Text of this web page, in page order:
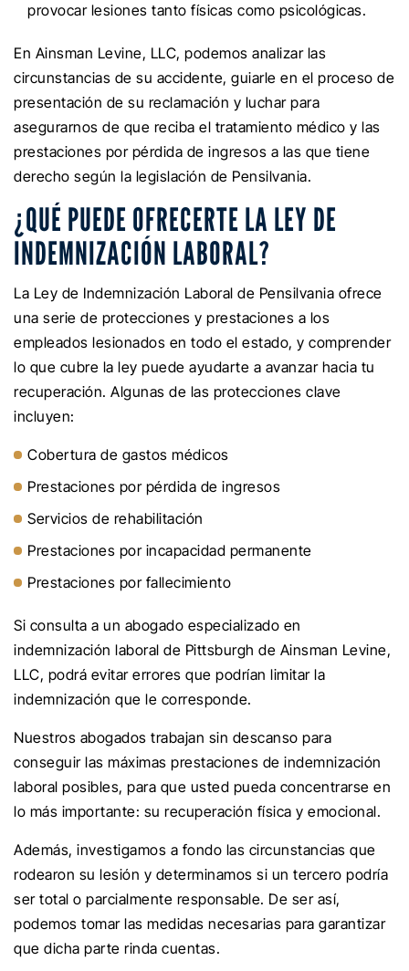
provocar lesiones tanto físicas como psicológicas.
En Ainsman Levine, LLC, podemos analizar las
circunstancias de su accidente, guiarle en el proceso de
presentación de su reclamación y luchar para
asegurarnos de que reciba el tratamiento médico y las
prestaciones por pérdida de ingresos a las que tiene
derecho según la legislación de Pensilvania.
¿QUÉ PUEDE OFRECERTE LA LEY DE
INDEMNIZACIÓN LABORAL?
La Ley de Indemnización Laboral de Pensilvania ofrece
una serie de protecciones y prestaciones a los
empleados lesionados en todo el estado, y comprender
lo que cubre la ley puede ayudarte a avanzar hacia tu
recuperación. Algunas de las protecciones clave
incluyen:
Cobertura de gastos médicos
Prestaciones por pérdida de ingresos
Servicios de rehabilitación
Prestaciones por incapacidad permanente
Prestaciones por fallecimiento
Si consulta a un abogado especializado en
indemnización laboral de Pittsburgh de Ainsman Levine,
LLC, podrá evitar errores que podrían limitar la
indemnización que le corresponde.
Nuestros abogados trabajan sin descanso para
conseguir las máximas prestaciones de indemnización
laboral posibles, para que usted pueda concentrarse en
lo más importante: su recuperación física y emocional.
Además, investigamos a fondo las circunstancias que
rodearon su lesión y determinamos si un tercero podría
ser total o parcialmente responsable. De ser así,
podemos tomar las medidas necesarias para garantizar
que dicha parte rinda cuentas.